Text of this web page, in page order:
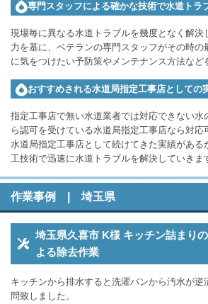
専門スタッフによる確かな技術で水道トラ
現場毎に異なる水道トラブルを幾度となく解決
力を基に、ベテランの専門スタッフがその時の
に気をつけたい予防策やメンテナンス方法など
おすすめされる水道局指定工事店としての
指定工事店で無い水道業者では対応できない水
ら認可を受けている水道局指定工事店なら対応
水道局指定工事店として続けてきた実績がある
工技術で迅速に水道トラブルを解決していきま
作業事例 | 埼玉県
埼玉県久喜市 K様 キッチン詰まり
よる除去作業
キッチンから排水すると洗濯パンから汚水が逆
問致しました。